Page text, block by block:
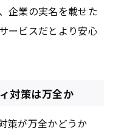
企業の実名を載せた
ービスだとより安心
対策は万全か
策が万全かどうか